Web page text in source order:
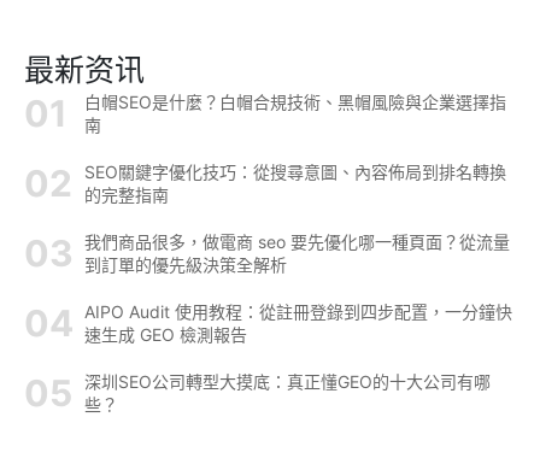
最新资讯
白帽SEO是什麼？白帽合規技術、黑帽風險與企業選擇指
南
SEO關鍵字優化技巧：從搜尋意圖、內容佈局到排名轉換
的完整指南
我們商品很多，做電商 seo 要先優化哪一種頁面？從流量
到訂單的優先級決策全解析
AIPO Audit 使用教程：從註冊登錄到四步配置，一分鐘快
速生成 GEO 檢測報告
深圳SEO公司轉型大摸底：真正懂GEO的十大公司有哪
些？